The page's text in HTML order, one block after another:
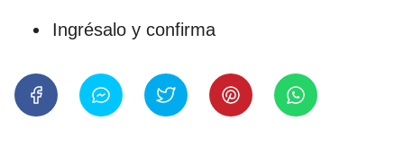
Ingrésalo y confirma